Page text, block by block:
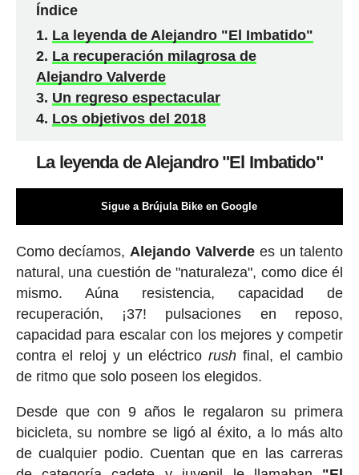
Índice
La leyenda de Alejandro "El Imbatido"
La recuperación milagrosa de
Alejandro Valverde
Un regreso espectacular
Los objetivos del 2018
La leyenda de Alejandro "El Imbatido"
Sigue a Brújula Bike en Google
Como decíamos,Alejando Valverde es un talento
natural, una cuestión de "naturaleza", como dice él
mismo. Aúna resistencia, capacidad de
recuperación, ¡37! pulsaciones en reposo,
capacidad para escalar con los mejores y competir
contra el reloj y un eléctricorush final, el cambio
de ritmo que solo poseen los elegidos.
Desde que con 9 años le regalaron su primera
bicicleta, su nombre se ligó al éxito, a lo más alto
de cualquier podio. Cuentan que en las carreras